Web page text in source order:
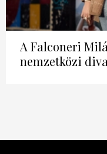
A Falconeri
nemzetközi